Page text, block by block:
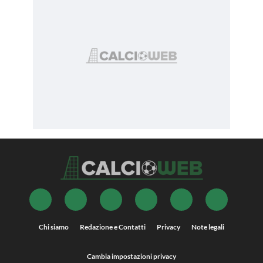
Chi siamo Redazione e Contatti Privacy Note legali
Cambia impostazioni privacy